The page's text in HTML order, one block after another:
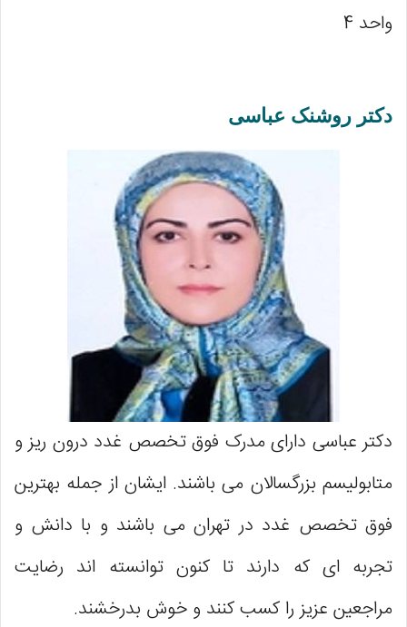
واحد 4
دکتر روشنک عباسی
دکتر عباسی دارای مدرک فوق تخصص غدد درون ریز و
متابولیسم بزرگسالان می باشند. ایشان از جمله بهترین
فوق تخصص غدد در تهران می باشند و با دانش و
تجربه ای که دارند تا کنون توانسته اند رضایت
مراجعین عزیز را کسب کنند و خوش بدرخشند.